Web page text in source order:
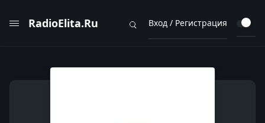
RadioElita.Ru Вход / Регистрация